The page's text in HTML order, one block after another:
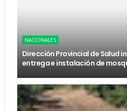
NACIONALES
Dirección Provincial de Salud
entrega e instalación de